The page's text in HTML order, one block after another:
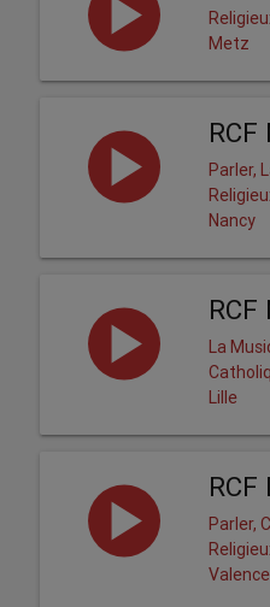
Metz
RCF
Parler,
Nancy
La
Lille
RCF
Parler,
Valence